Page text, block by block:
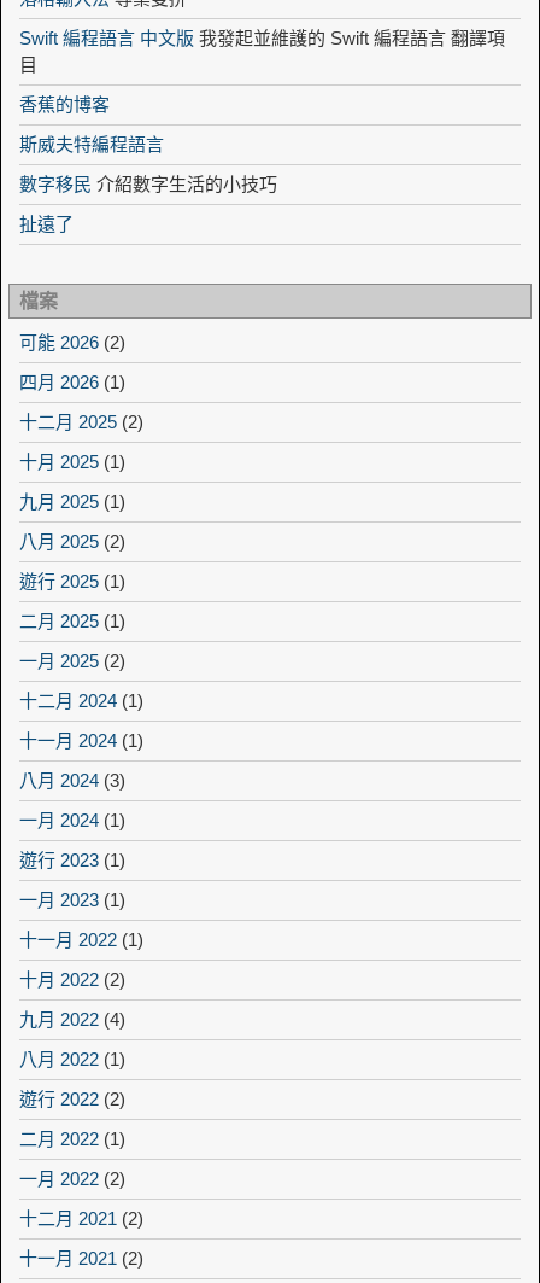
Swift 編程語言 中文版 我發起並維護的 Swift 編程語言 翻譯項
目
香蕉的博客
斯威夫特編程語言
數字移民 介紹數字生活的小技巧
扯遠了
檔案
可能 2026 (2)
四月 2026 (1)
十二月 2025 (2)
十月 2025 (1)
九月 2025 (1)
八月 2025 (2)
遊行 2025 (1)
二月 2025 (1)
一月 2025 (2)
十二月 2024 (1)
十一月 2024 (1)
八月 2024 (3)
一月 2024 (1)
遊行 2023 (1)
一月 2023 (1)
十一月 2022 (1)
十月 2022 (2)
九月 2022 (4)
八月 2022 (1)
遊行 2022 (2)
二月 2022 (1)
一月 2022 (2)
十二月 2021 (2)
十一月 2021 (2)